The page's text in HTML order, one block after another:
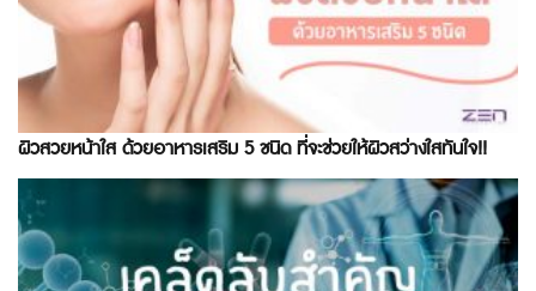
ผิวสวยหน้าใส ด้วยอาหารเสริม 5 ชนิด ที่จะช่วยให้ผิวสว่างใสทันใจ!!